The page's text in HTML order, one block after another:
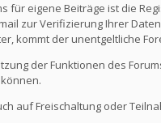
für eigene Beiträge ist die
zur Verifizierung Ihrer
kommt der unentgeltliche
der Funktionen des
auf Freischaltung oder